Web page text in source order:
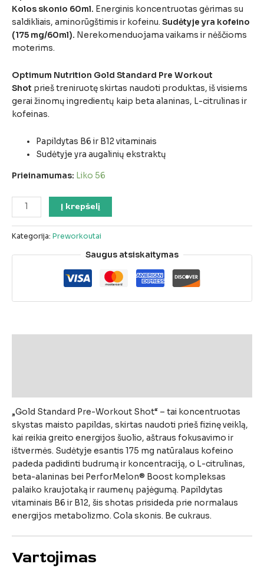
Kolos skonio 60ml. Energinis koncentruotas gėrimas su
saldikliais, aminorūgštimis ir kofeinu. Sudėtyje yra kofeino
(175 mg/60ml). Nerekomenduojama vaikams ir nėščioms
moterims.
Optimum Nutrition Gold Standard Pre Workout
Shot prieš treniruotę skirtas naudoti produktas, iš visiems
gerai žinomų ingredientų kaip beta alaninas, L-citrulinas ir
kofeinas.
Papildytas B6 ir B12 vitaminais
Sudėtyje yra augalinių ekstraktų
Prieinamumas: Liko 56
Į krepšelį
Kategorija: Preworkoutai
Saugus atsiskaitymas
„Gold Standard Pre-Workout Shot“ – tai koncentruotas
skystas maisto papildas, skirtas naudoti priešfizinęveiklą,
kai reikia greito energijos šuolio, aštraus fokusavimo ir
ištvermės. Sudėtyje esantis 175 mg natūralaus kofeino
padeda padidinti budrumą ir koncentraciją, o L-citrulinas,
beta-alaninas bei PerforMelon® Boost kompleksas
palaiko kraujotaką ir raumenų pajėgumą. Papildytas
vitaminais B6 ir B12, šis shotas prisideda prie normalaus
energijos metabolizmo. Cola skonis. Be cukraus.
Vartojimas